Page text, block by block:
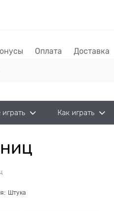
Оплата Доставка
играть Как играть
Штука